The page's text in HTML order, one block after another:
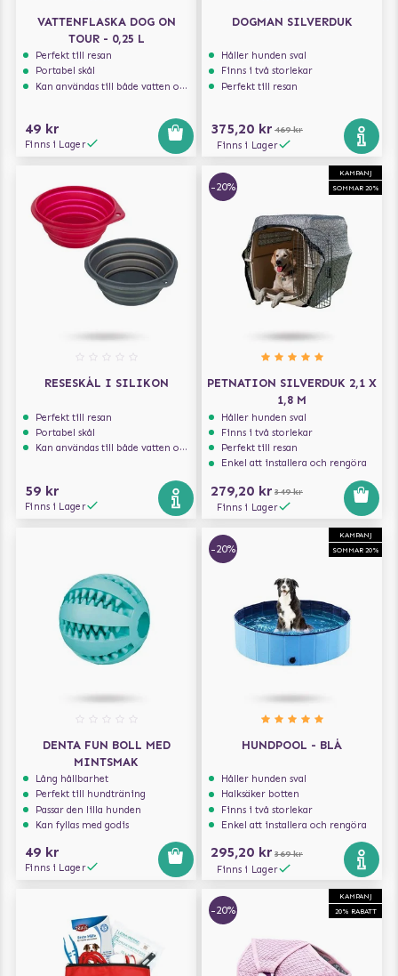
VATTENFLASKA DOG ON
TOUR - 0,25 L
Perfekt till resan
Portabel skål
Kan användas till både vatten och mat
49 kr
Finns i Lager
DOGMAN SILVERDUK
Håller hunden sval
Finns i två storlekar
Perfekt till resan
375,20 kr 469 kr
Finns i Lager
RESESKÅL I SILIKON
Perfekt till resan
Portabel skål
Kan användas till både vatten och mat
59 kr
Finns i Lager
KAMPANJ
SOMMAR 20%
-20%
PETNATION SILVERDUK 2,1 X
1,8 M
Håller hunden sval
Finns i två storlekar
Perfekt till resan
Enkel att installera och rengöra
279,20 kr 349 kr
Finns i Lager
DENTA FUN BOLL MED
MINTSMAK
Lång hållbarhet
Perfekt till hundträning
Passar den lilla hunden
Kan fyllas med godis
49 kr
Finns i Lager
KAMPANJ
SOMMAR 20%
-20%
HUNDPOOL - BLÅ
Håller hunden sval
Halksäker botten
Finns i två storlekar
Enkel att installera och rengöra
295,20 kr 369 kr
Finns i Lager
KAMPANJ
20% RABATT
-20%